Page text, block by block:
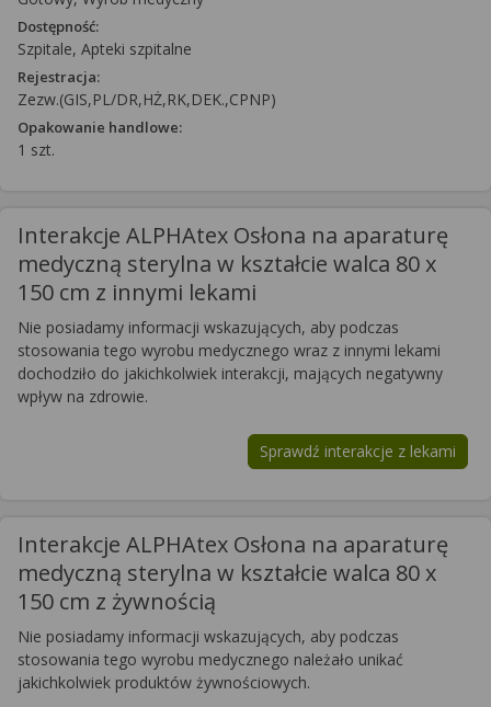
Dostępność:
Szpitale, Apteki szpitalne
Rejestracja:
Zezw.(GIS,PL/DR,HŻ,RK,DEK.,CPNP)
Opakowanie handlowe:
1 szt.
Interakcje ALPHAtex Osłona na aparaturę
medyczną sterylna w kształcie walca 80 x
150 cm z innymi lekami
Nie posiadamy informacji wskazujących, aby podczas
stosowania tego wyrobu medycznego wraz z innymi lekami
dochodziło do jakichkolwiek interakcji, mających negatywny
wpływ na zdrowie.
Sprawdź interakcje z lekami
Interakcje ALPHAtex Osłona na aparaturę
medyczną sterylna w kształcie walca 80 x
150 cm z żywnością
Nie posiadamy informacji wskazujących, aby podczas
stosowania tego wyrobu medycznego należało unikać
jakichkolwiek produktów żywnościowych.